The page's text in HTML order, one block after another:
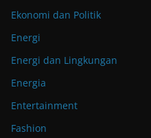
Ekonomi dan Politik
Energi
Energi dan Lingkungan
Energia
Entertainment
Fashion